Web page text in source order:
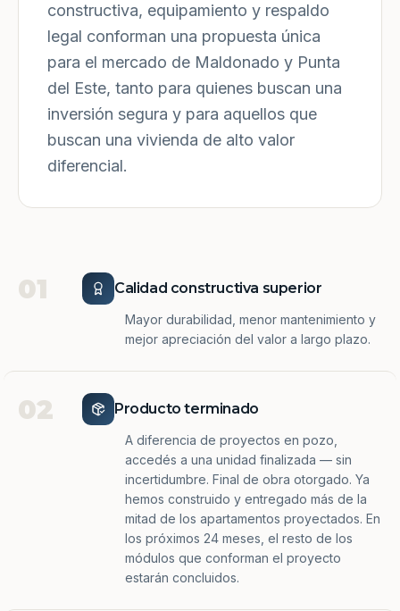
constructiva, equipamiento y respaldo
legal conforman una propuesta única
para el mercado de Maldonado y Punta
del Este, tanto para quienes buscan una
inversión segura y para aquellos que
buscan una vivienda de alto valor
diferencial.
01 Calidad constructiva superior
Mayor durabilidad, menor mantenimiento y
mejor apreciación del valor a largo plazo.
02 Producto terminado
A diferencia de proyectos en pozo,
accedés a una unidad finalizada — sin
incertidumbre. Final de obra otorgado. Ya
hemos construido y entregado más de la
mitad de los apartamentos proyectados. En
los próximos 24 meses, el resto de los
módulos que conforman el proyecto
estarán concluidos.